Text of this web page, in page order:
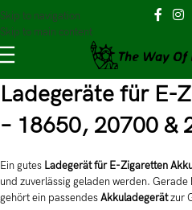
Skip to navigation
Skip to main content
Ladegeräte für E-
– 18650, 20700 &
Ein gutes Ladegerät für E-Zigaretten
und zuverlässig geladen werden.
gehört ein passendesAkkuladegerätzur